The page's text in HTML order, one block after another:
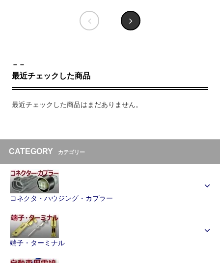
＝＝
最近チェックした商品
最近チェックした商品はまだありません。
CATEGORY カテゴリー
コネクタ・ハウジング・カプラー
端子・ターミナル